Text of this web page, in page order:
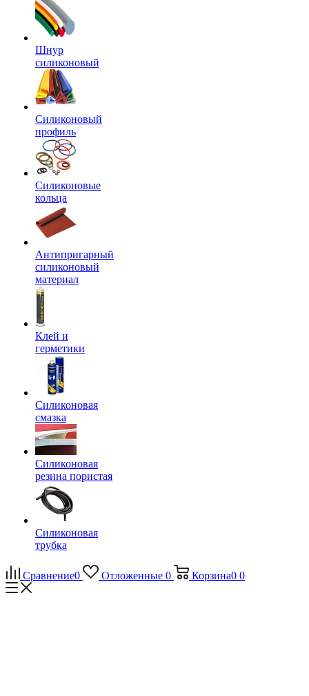
Шнур
силиконовый
Силиконовый
профиль
Силиконовые
кольца
Антипригарный
силиконовый
материал
Клей и
герметики
Силиконовая
смазка
Силиконовая
резина пористая
Силиконовая
трубка
Сравнение0 Отложенные 0 Корзина0 0